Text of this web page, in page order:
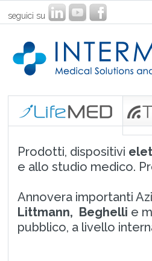
seguici su
Prodotti, dispositivi
e allo studio medico.
Annovera importanti
Littmann, Beghelli e
pubblico, a livello